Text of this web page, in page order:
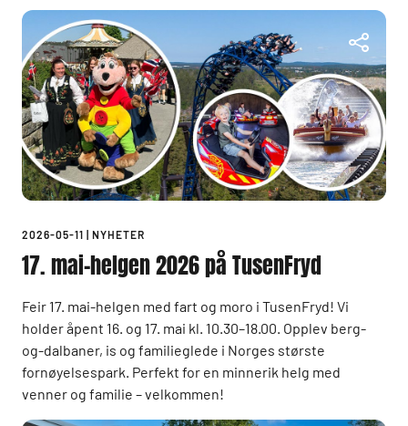
2026-05-11 NYHETER
17. mai-helgen 2026 på TusenFryd
Feir 17. mai-helgen med fart og moro i TusenFryd! Vi
holder åpent 16. og 17. mai kl. 10.30–18.00. Opplev berg-
og-dalbaner, is og familieglede i Norges største
fornøyelsespark. Perfekt for en minnerik helg med
venner og familie – velkommen!